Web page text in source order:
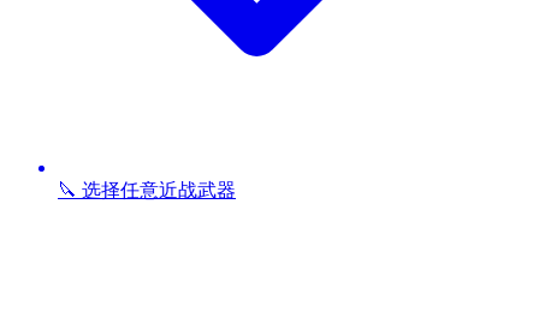
🔪 选择任意近战武器